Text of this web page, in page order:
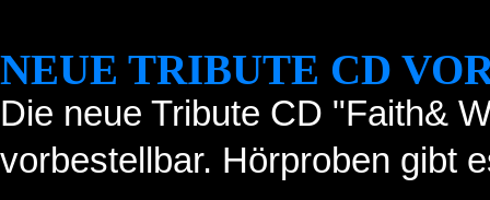
NEUE TRIBUTE CD
Die neue Tribute CD "Faith&
vorbestellbar. Hörproben gibt